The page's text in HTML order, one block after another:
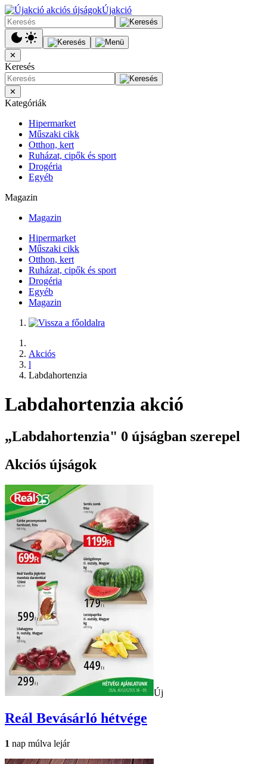
Újakció
✕
Keresés
✕
Kategóriák
Hipermarket
Műszaki cikk
Otthon, kert
Ruházat, cipők és sport
Drogéria
Egyéb
Magazin
Magazin
Hipermarket
Műszaki cikk
Otthon, kert
Ruházat, cipők és sport
Drogéria
Egyéb
Magazin
Akciós
l
Labdahortenzia
Labdahortenzia akció
„Labdahortenzia" 0 újságban szerepel
Akciós újságok
Új
Reál Bevásárló hétvége
1 nap múlva lejár